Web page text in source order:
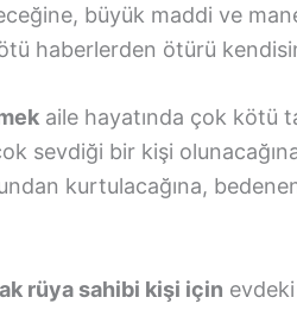
büyük maddi ve
haberlerden ötürü
aile hayatında çok kötü
sevdiği bir kişi
kurtulacağına,
rüya sahibi kişi için